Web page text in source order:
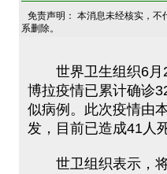
免责声明： 本消息未经核实，
系删除。
世界卫生组织6月2
博拉疫情已累计确诊
似病例。此次疫情由
发，目前已造成41人
世卫组织表示，将